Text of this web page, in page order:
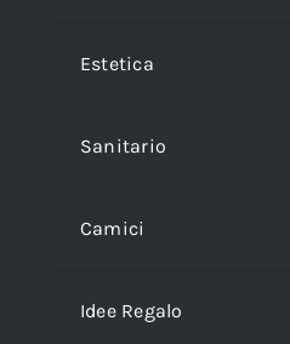
Estetica
Sanitario
Camici
Idee Regalo